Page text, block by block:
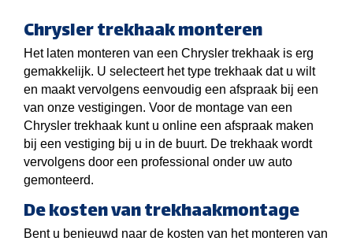
Chrysler trekhaak monteren
Het laten monteren van een Chrysler trekhaak is erg
gemakkelijk. U selecteert het type trekhaak dat u wilt
en maakt vervolgens eenvoudig een afspraak bij een
van onze vestigingen. Voor de montage van een
Chrysler trekhaak kunt u online een afspraak maken
bij een vestiging bij u in de buurt. De trekhaak wordt
vervolgens door een professional onder uw auto
gemonteerd.
De kosten van trekhaakmontage
Bent u benieuwd naar de kosten van het monteren van